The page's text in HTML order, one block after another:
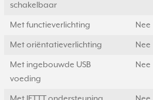
schakelbaar
Met functieverlichting Nee
Met oriëntatieverlichting Nee
Met ingebouwde USB
voeding
Nee